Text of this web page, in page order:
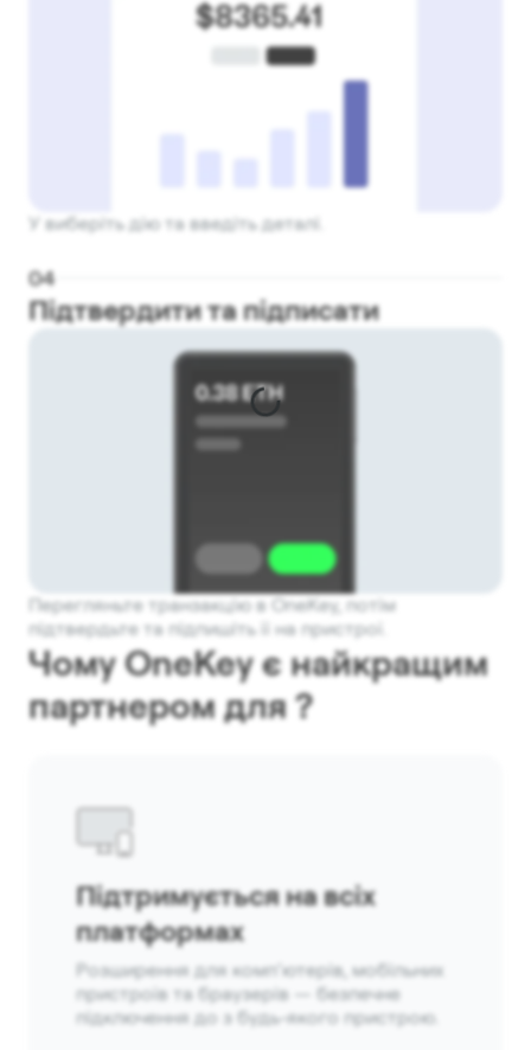
У виберіть дію та введіть деталі.
04
Підтвердити та підписати
Перегляньте транзакцію в OneKey, потім
підтвердьте та підпишіть її на пристрої.
Чому OneKey є найкращим
партнером для ?
Підтримується на всіх
платформах
Розширення для комп’ютерів, мобільних
пристроїв та браузерів — безпечне
підключення до з будь-якого пристрою.